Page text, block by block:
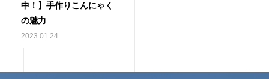
中！】手作りこんにゃく
の魅力
2023.01.24